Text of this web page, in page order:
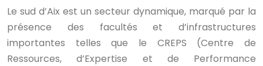
Le sud d’Aix est un secteur dynamique, marqué par la
présence des facultés et d’infrastructures
importantes telles que le CREPS (Centre de
Ressources, d’Expertise et de Performance